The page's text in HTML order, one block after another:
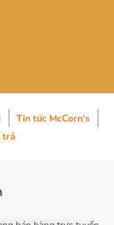
Tin tức McCorn's
trả